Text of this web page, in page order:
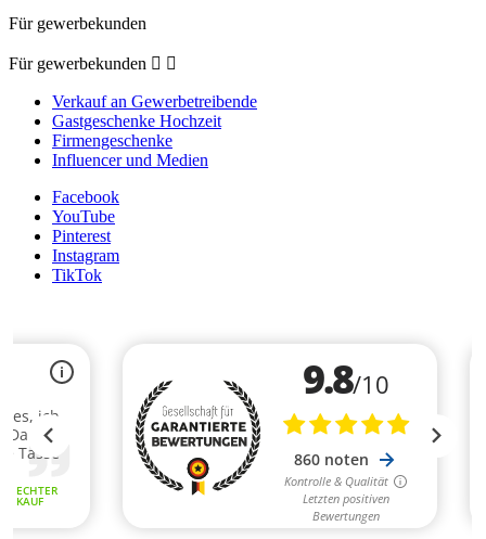
Für gewerbekunden
Für gewerbekunden  
Verkauf an Gewerbetreibende
Gastgeschenke Hochzeit
Firmengeschenke
Influencer und Medien
Facebook
YouTube
Pinterest
Instagram
TikTok